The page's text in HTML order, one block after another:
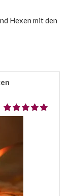
Hexen mit den